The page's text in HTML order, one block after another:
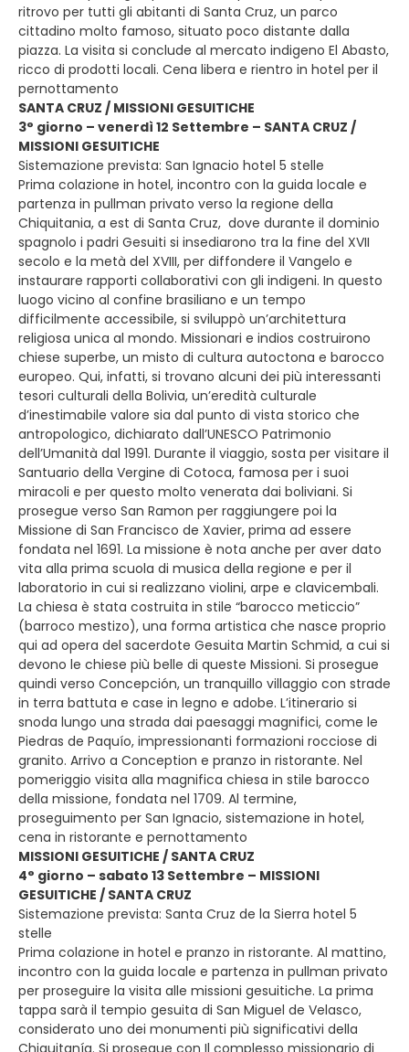
ritrovo per tutti gli abitanti di Santa Cruz, un parco
cittadino molto famoso, situato poco distante dalla
piazza. La visita si conclude al mercato indigeno El Abasto,
ricco di prodotti locali. Cena libera e rientro in hotel per il
pernottamento
SANTA CRUZ / MISSIONI GESUITICHE
3° giorno – venerdì 12 Settembre – SANTA CRUZ /
MISSIONI GESUITICHE
Sistemazione prevista: San Ignacio hotel 5 stelle
Prima colazione in hotel, incontro con la guida locale e
partenza in pullman privato verso la regione della
Chiquitania, a est di Santa Cruz, dove durante il dominio
spagnolo i padri Gesuiti si insediarono tra la fine del XVII
secolo e la metà del XVIII, per diffondere il Vangelo e
instaurare rapporti collaborativi con gli indigeni. In questo
luogo vicino al confine brasiliano e un tempo
difficilmente accessibile, si sviluppò un’architettura
religiosa unica al mondo. Missionari e indios costruirono
chiese superbe, un misto di cultura autoctona e barocco
europeo. Qui, infatti, si trovano alcuni dei più interessanti
tesori culturali della Bolivia, un’eredità culturale
d’inestimabile valore sia dal punto di vista storico che
antropologico, dichiarato dall’UNESCO Patrimonio
dell’Umanità dal 1991. Durante il viaggio, sosta per visitare il
Santuario della Vergine di Cotoca, famosa per i suoi
miracoli e per questo molto venerata dai boliviani. Si
prosegue verso San Ramon per raggiungere poi la
Missione di San Francisco de Xavier, prima ad essere
fondata nel 1691. La missione è nota anche per aver dato
vita alla prima scuola di musica della regione e per il
laboratorio in cui si realizzano violini, arpe e clavicembali.
La chiesa è stata costruita in stile “barocco meticcio”
(barroco mestizo), una forma artistica che nasce proprio
qui ad opera del sacerdote Gesuita Martin Schmid, a cui si
devono le chiese più belle di queste Missioni. Si prosegue
quindi verso Concepción, un tranquillo villaggio con strade
in terra battuta e case in legno e adobe. L’itinerario si
snoda lungo una strada dai paesaggi magnifici, come le
Piedras de Paquío, impressionanti formazioni rocciose di
granito. Arrivo a Conception e pranzo in ristorante. Nel
pomeriggio visita alla magnifica chiesa in stile barocco
della missione, fondata nel 1709. Al termine,
proseguimento per San Ignacio, sistemazione in hotel,
cena in ristorante e pernottamento
MISSIONI GESUITICHE / SANTA CRUZ
4° giorno – sabato 13 Settembre – MISSIONI
GESUITICHE / SANTA CRUZ
Sistemazione prevista: Santa Cruz de la Sierra hotel 5
stelle
Prima colazione in hotel e pranzo in ristorante. Al mattino,
incontro con la guida locale e partenza in pullman privato
per proseguire la visita alle missioni gesuitiche. La prima
tappa sarà il tempio gesuita di San Miguel de Velasco,
considerato uno dei monumenti più significativi della
Chiquitanía. Si prosegue con Il complesso missionario di